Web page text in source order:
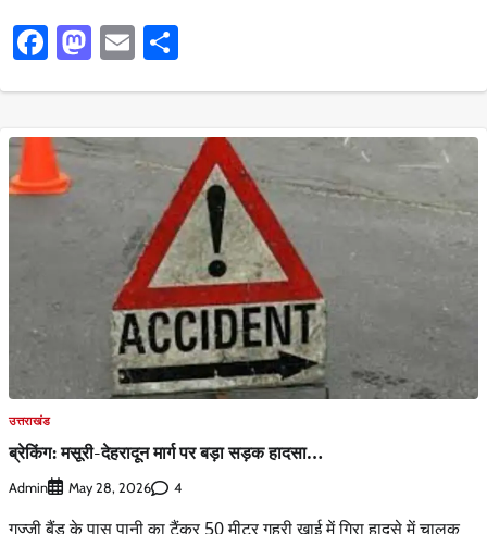
Facebook
Mastodon
Email
उत्तराखंड
ब्रेकिंग: मसूरी-देहरादून मार्ग पर बड़ा सड़क हादसा…
Admin May 28, 2026 4
गज्जी बैंड के पास पानी का टैंकर 50 मीटर गहरी खाई में गिरा हादसे में चालक